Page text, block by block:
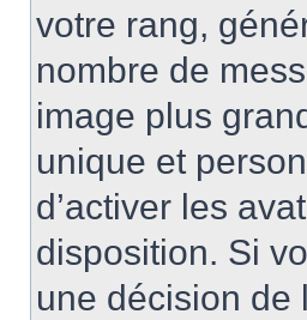
votre rang,
nombre de
image plus
unique et
d’activer les
disposition. Si
une décision de